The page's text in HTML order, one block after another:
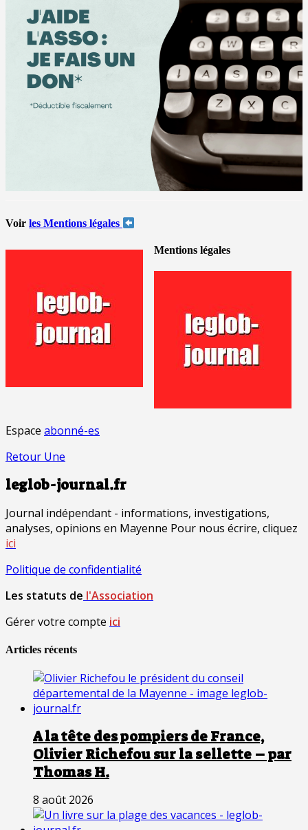
Voir les Mentions légales
Mentions légales
Espace abonné-es
Retour Une
leglob-journal.fr
Journal indépendant - informations, investigations,
analyses, opinions en Mayenne Pour nous écrire, cliquez
ici
Politique de confidentialité
Les statuts de l'Association
Gérer votre compte ici
Articles récents
A la tête des pompiers de France,
Olivier Richefou sur la sellette – par
Thomas H.
8 août 2026